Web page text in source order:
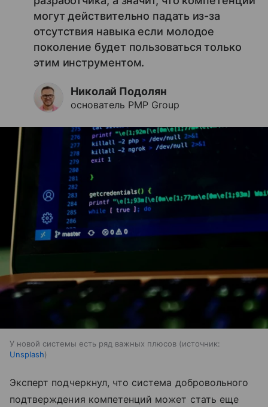
могут действительно падать из-за
отсутствия навыка если молодое
поколение будет пользоваться только
этим инструментом.
Николай Подолян
основатель PMP Group
У новой системы есть ряд важных плюсов
источник:
Unsplash
Эксперт подчеркнул, что система добровольного
подтверждения компетенций может стать еще